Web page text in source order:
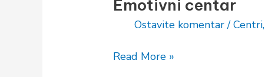
Emotivni centar
Ostavite komentar /Centri,
Read More »